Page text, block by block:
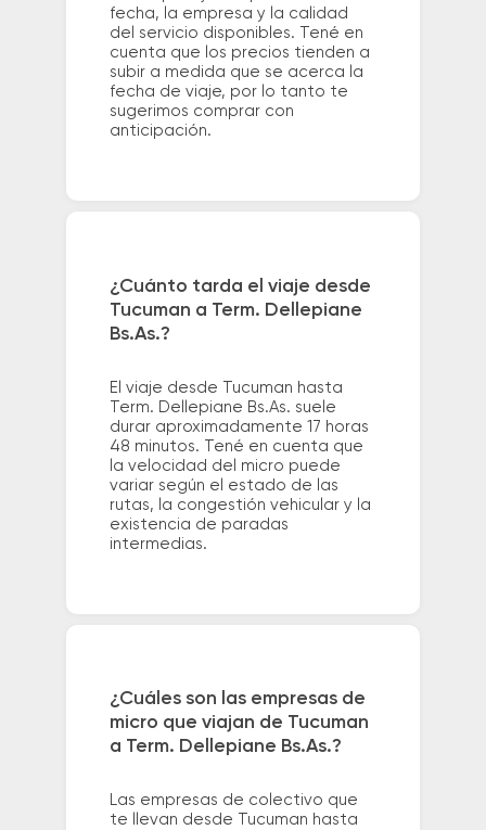
fecha, la empresa y la calidad
del servicio disponibles. Tené en
cuenta que los precios tienden a
subir a medida que se acerca la
fecha de viaje, por lo tanto te
sugerimos comprar con
anticipación.
¿Cuánto tarda el viaje desde
Tucuman a Term. Dellepiane
Bs.As.?
El viaje desde Tucuman hasta
Term. Dellepiane Bs.As. suele
durar aproximadamente 17 horas
48 minutos. Tené en cuenta que
la velocidad del micro puede
variar según el estado de las
rutas, la congestión vehicular y la
existencia de paradas
intermedias.
¿Cuáles son las empresas de
micro que viajan de Tucuman
a Term. Dellepiane Bs.As.?
Las empresas de colectivo que
te llevan desde Tucuman hasta